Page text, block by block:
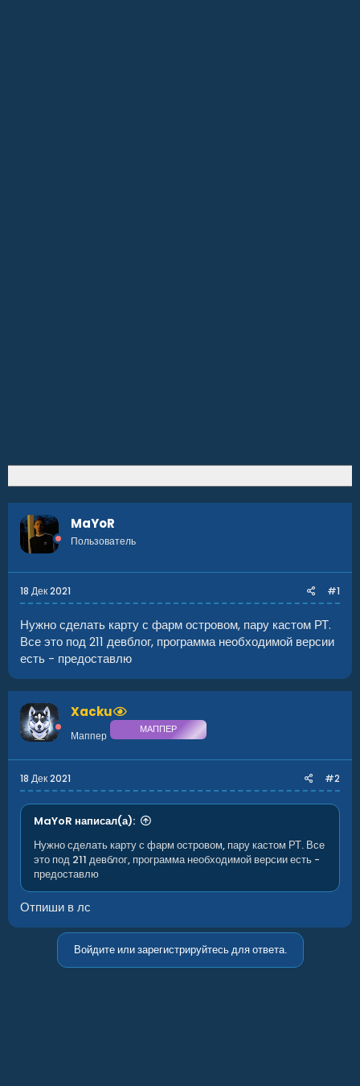
MaYoR
Пользователь
18 Дек 2021 #1
Нужно сделать карту с фарм островом, пару кастом РТ.
Все это под 211 девблог, программа необходимой версии
есть - предоставлю
Xacku
Маппер МАППЕР
18 Дек 2021 #2
MaYoR написал(а):
Нужно сделать карту с фарм островом, пару кастом РТ. Все
это под 211 девблог, программа необходимой версии есть -
предоставлю
Отпиши в лс
Войдите или зарегистрируйтесь для ответа.